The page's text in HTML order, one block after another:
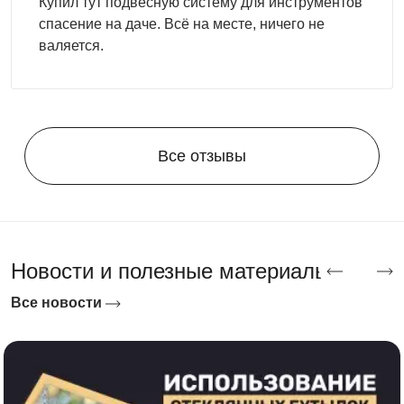
перепадах температур между сезонами. Пол — OSB 18
позволяют разобрать хозблок и перевезти его без
спецтехники при переезде или смене расположения на
участке. Крыша — плоская, односкатная или
двускатная. Цвет — любой RAL, доступен принт по
Как купить хозблок для садового
инструмента
размер хозблока и комплект систем хранения под ваши
спасение на даче. Всё на месте, ничего не
валяется.
Все отзывы
Новости и полезные материалы
Все новости